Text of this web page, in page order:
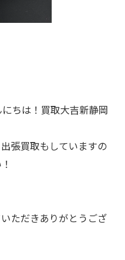
ちは！買取大吉新静岡
張買取もしていますの
ただきありがとうござ